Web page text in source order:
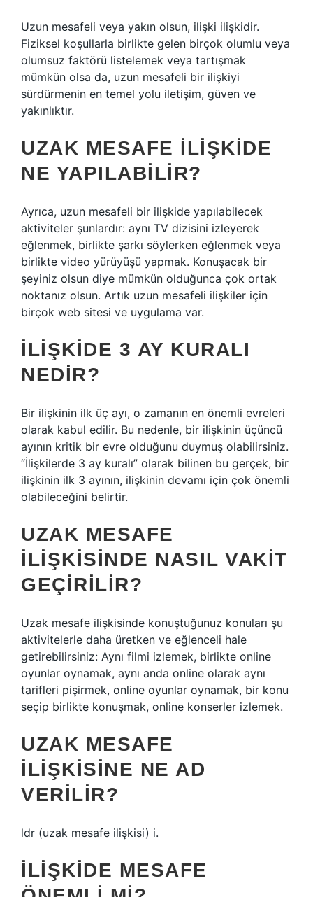
Uzun mesafeli veya yakın olsun, ilişki ilişkidir.
Fiziksel koşullarla birlikte gelen birçok olumlu veya
olumsuz faktörü listelemek veya tartışmak
mümkün olsa da, uzun mesafeli bir ilişkiyi
sürdürmenin en temel yolu iletişim, güven ve
yakınlıktır.
UZAK MESAFE ILIŞKIDE
NE YAPILABILIR?
Ayrıca, uzun mesafeli bir ilişkide yapılabilecek
aktiviteler şunlardır: aynı TV dizisini izleyerek
eğlenmek, birlikte şarkı söylerken eğlenmek veya
birlikte video yürüyüşü yapmak. Konuşacak bir
şeyiniz olsun diye mümkün olduğunca çok ortak
noktanız olsun. Artık uzun mesafeli ilişkiler için
birçok web sitesi ve uygulama var.
İLIŞKIDE 3 AY KURALI
NEDIR?
Bir ilişkinin ilk üç ayı, o zamanın en önemli evreleri
olarak kabul edilir. Bu nedenle, bir ilişkinin üçüncü
ayının kritik bir evre olduğunu duymuş olabilirsiniz.
“İlişkilerde 3 ay kuralı” olarak bilinen bu gerçek, bir
ilişkinin ilk 3 ayının, ilişkinin devamı için çok önemli
olabileceğini belirtir.
UZAK MESAFE
ILIŞKISINDE NASIL VAKIT
GEÇIRILIR?
Uzak mesafe ilişkisinde konuştuğunuz konuları şu
aktivitelerle daha üretken ve eğlenceli hale
getirebilirsiniz: Aynı filmi izlemek, birlikte online
oyunlar oynamak, aynı anda online olarak aynı
tarifleri pişirmek, online oyunlar oynamak, bir konu
seçip birlikte konuşmak, online konserler izlemek.
UZAK MESAFE
ILIŞKISINE NE AD
VERILIR?
ldr (uzak mesafe ilişkisi) i.
İLIŞKIDE MESAFE